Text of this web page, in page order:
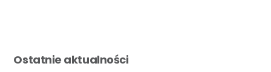
Ostatnie aktualności